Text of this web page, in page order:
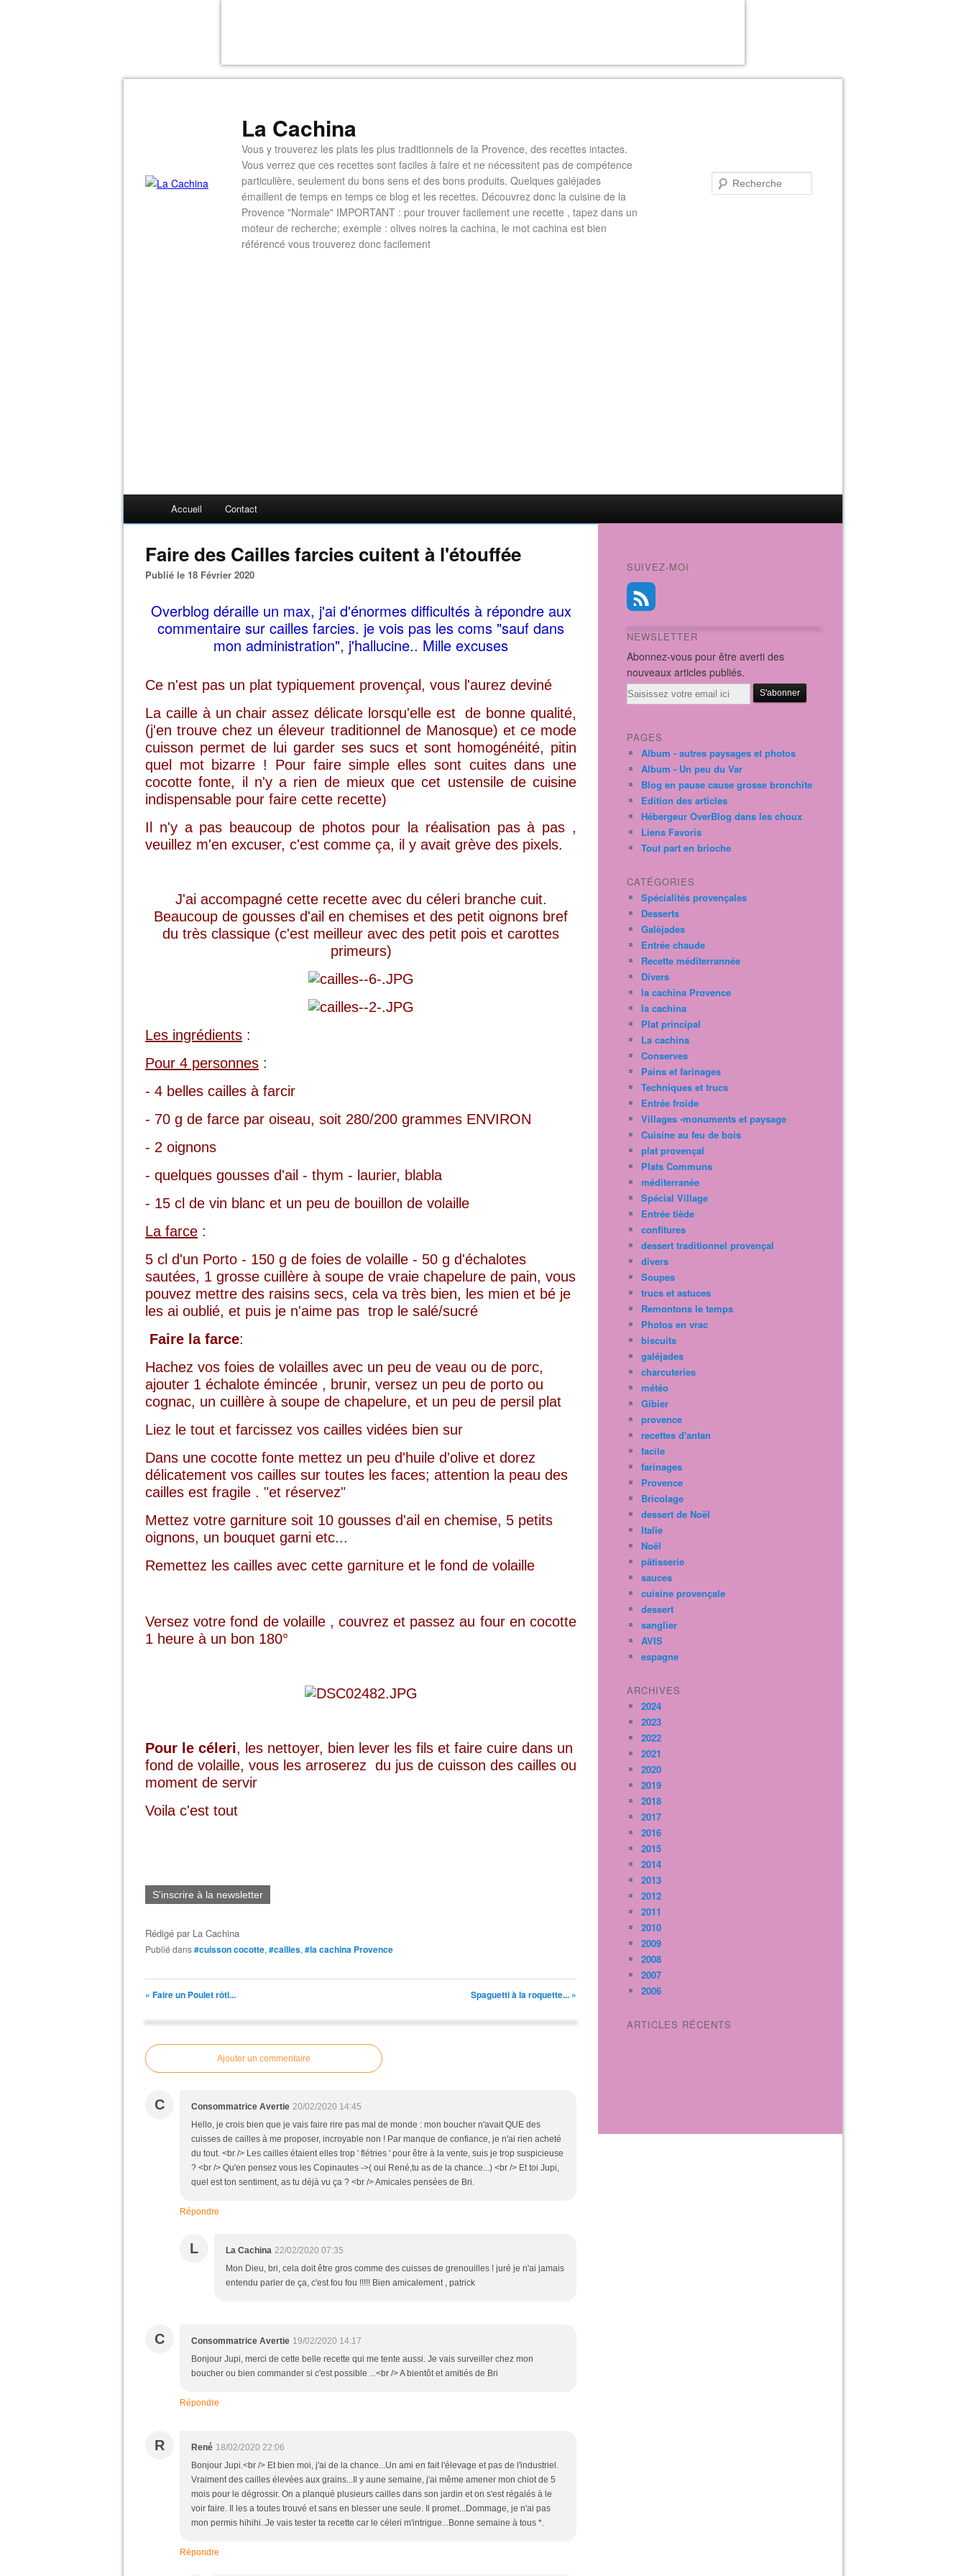
La Cachina
Vous y trouverez les plats les plus traditionnels de la Provence, des recettes intactes.
Vous verrez que ces recettes sont faciles à faire et ne nécessitent pas de compétence
particulière, seulement du bons sens et des bons produits. Quelques galéjades
émaillent de temps en temps ce blog et les recettes. Découvrez donc la cuisine de la
Provence "Normale" IMPORTANT : pour trouver facilement une recette , tapez dans un
moteur de recherche; exemple : olives noires la cachina, le mot cachina est bien
référencé vous trouverez donc facilement
Accueil Contact
Faire des Cailles farcies cuitent à l'étouffée
Publié le 18 Février 2020
Overblog déraille un max, j'ai d'énormes difficultés à répondre aux
commentaire sur cailles farcies. je vois pas les coms "sauf dans
mon administration", j'hallucine.. Mille excuses
Ce n'est pas un plat typiquement provençal, vous l'aurez deviné
La caille à un chair assez délicate lorsqu'elle est de bonne qualité,
(j'en trouve chez un éleveur traditionnel de Manosque) et ce mode
cuisson permet de lui garder ses sucs et sont homogénéité, pitin
quel mot bizarre ! Pour faire simple elles sont cuites dans une
cocotte fonte, il n'y a rien de mieux que cet ustensile de cuisine
indispensable pour faire cette recette)
Il n'y a pas beaucoup de photos pour la réalisation pas à pas ,
veuillez m'en excuser, c'est comme ça, il y avait grève des pixels.
J'ai accompagné cette recette avec du céleri branche cuit.
Beaucoup de gousses d'ail en chemises et des petit oignons bref
du très classique (c'est meilleur avec des petit pois et carottes
primeurs)
Les ingrédients :
Pour 4 personnes :
- 4 belles cailles à farcir
- 70 g de farce par oiseau, soit 280/200 grammes ENVIRON
- 2 oignons
- quelques gousses d'ail - thym - laurier, blabla
- 15 cl de vin blanc et un peu de bouillon de volaille
La farce :
5 cl d'un Porto - 150 g de foies de volaille - 50 g d'échalotes
sautées, 1 grosse cuillère à soupe de vraie chapelure de pain, vous
pouvez mettre des raisins secs, cela va très bien, les mien et bé je
les ai oublié, et puis je n'aime pas trop le salé/sucré
Faire la farce:
Hachez vos foies de volailles avec un peu de veau ou de porc,
ajouter 1 échalote émincée , brunir, versez un peu de porto ou
cognac, un cuillère à soupe de chapelure, et un peu de persil plat
Liez le tout et farcissez vos cailles vidées bien sur
Dans une cocotte fonte mettez un peu d'huile d'olive et dorez
délicatement vos cailles sur toutes les faces; attention la peau des
cailles est fragile . "et réservez"
Mettez votre garniture soit 10 gousses d'ail en chemise, 5 petits
oignons, un bouquet garni etc...
Remettez les cailles avec cette garniture et le fond de volaille
Versez votre fond de volaille , couvrez et passez au four en cocotte
1 heure à un bon 180°
Pour le céleri, les nettoyer, bien lever les fils et faire cuire dans un
fond de volaille, vous les arroserez du jus de cuisson des cailles ou
moment de servir
Voila c'est tout
S'inscrire à la newsletter
Rédigé par La Cachina
Publié dans#cuisson cocotte, #cailles, #la cachina Provence
« Faire un Poulet rôti... Spaguetti à la roquette... »
Ajouter un commentaire
C Consommatrice Avertie 20/02/2020 14:45
Hello, je crois bien que je vais faire rire pas mal de monde : mon boucher n'avait QUE des
cuisses de cailles à me proposer, incroyable non ! Par manque de confiance, je n'ai rien acheté
du tout. <br /> Les cailles étaient elles trop ' flétries ' pour être à la vente, suis je trop suspicieuse
? <br /> Qu'en pensez vous les Copinautes ->( oui René,tu as de la chance...) <br /> Et toi Jupi,
quel est ton sentiment, as tu déjà vu ça ? <br /> Amicales pensées de Bri.
Répondre
L La Cachina 22/02/2020 07:35
Mon Dieu, bri, cela doit être gros comme des cuisses de grenouilles ! juré je n'ai jamais
entendu parler de ça, c'est fou fou !!!!! Bien amicalement , patrick
C Consommatrice Avertie 19/02/2020 14:17
Bonjour Jupi, merci de cette belle recette qui me tente aussi. Je vais surveiller chez mon
boucher ou bien commander si c'est possible ...<br /> A bientôt et amitiés de Bri
Répondre
R René 18/02/2020 22:06
Bonjour Jupi.<br /> Et bien moi, j'ai de la chance...Un ami en fait l'élevage et pas de l'industriel.
Vraiment des cailles élevées aux grains...Il y aune semaine, j'ai même amener mon chiot de 5
mois pour le dégrossir. On a planqué plusieurs cailles dans son jardin et on s'est régalés à le
voir faire. Il les a toutes trouvé et sans en blesser une seule. Il promet...Dommage, je n'ai pas
mon permis hihihi..Je vais tester ta recette car le céleri m'intrigue...Bonne semaine à tous *.
Répondre
SUIVEZ-MOI
NEWSLETTER
Abonnez-vous pour être averti des
nouveaux articles publiés.
Email
PAGES
Album - autres paysages et photos
Album - Un peu du Var
Blog en pause cause grosse bronchite
Edition des articles
Hébergeur OverBlog dans les choux
Liens Favoris
Tout part en brioche
CATÉGORIES
Spécialités provençales
Desserts
Galèjades
Entrée chaude
Recette méditerrannée
Divers
la cachina Provence
la cachina
Plat principal
La cachina
Conserves
Pains et farinages
Techniques et trucs
Entrée froide
Villages -monuments et paysage
Cuisine au feu de bois
plat provençal
Plats Communs
méditerranée
Spécial Village
Entrée tiède
confitures
dessert traditionnel provençal
divers
Soupes
trucs et astuces
Remontons le temps
Photos en vrac
biscuits
galéjades
charcuteries
météo
Gibier
provence
recettes d'antan
facile
farinages
Provence
Bricolage
dessert de Noël
Italie
Noël
pâtisserie
sauces
cuisine provençale
dessert
sanglier
AVIS
espagne
ARCHIVES
2024
2023
2022
2021
2020
2019
2018
2017
2016
2015
2014
2013
2012
2011
2010
2009
2008
2007
2006
ARTICLES RÉCENTS